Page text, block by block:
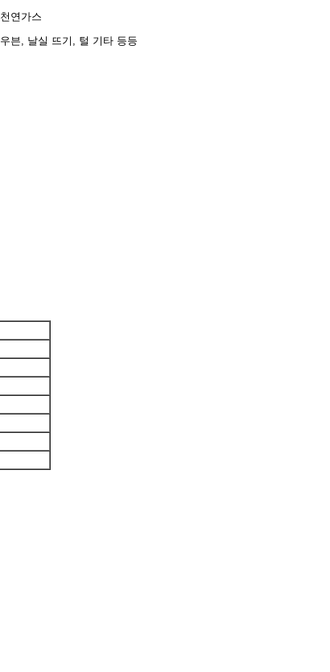
천연가스
우븐, 날실 뜨기, 털 기타 등등